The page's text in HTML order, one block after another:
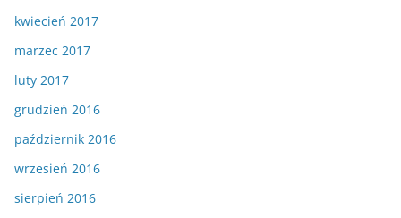
kwiecień 2017
marzec 2017
luty 2017
grudzień 2016
październik 2016
wrzesień 2016
sierpień 2016